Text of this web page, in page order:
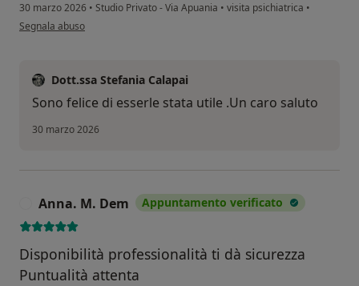
30 marzo 2026 • Studio Privato - Via Apuania • visita psichiatrica •
secondo l'opinione dell'utente G.Q
Segnala abuso
Dott.ssa Stefania Calapai
Sono felice di esserle stata utile .Un caro saluto
30 marzo 2026
Anna. M. Dem Appuntamento verificato
Disponibilità professionalità ti dà sicurezza
Puntualità attenta